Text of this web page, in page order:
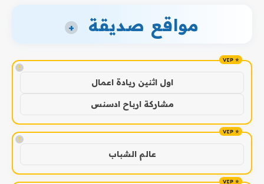
مواقع صديقة +
!
اول اثنين ريادة اعمال
مشاركة ارباح ادسنس
!
عالم الشباب